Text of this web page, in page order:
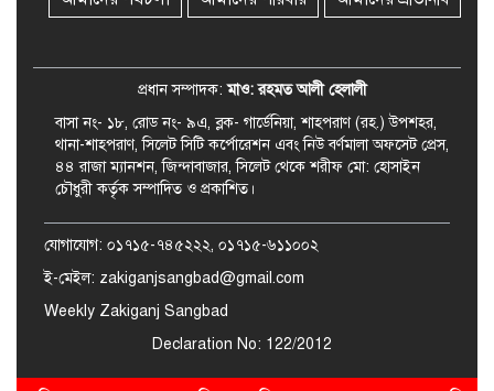
একজন গ্রেপ্তার
প্রধান সম্পাদক:মাও: রহমত আলী হেলালী
বাসা নং- ১৮, রোড নং- ৯এ, ব্লক- গার্ডেনিয়া, শাহপরাণ (রহ.) উপশহর,
থানা-শাহপরাণ, সিলেট সিটি কর্পোরেশন এবং নিউ বর্ণমালা অফসেট প্রেস,
৪৪ রাজা ম্যানশন, জিন্দাবাজার, সিলেট থেকে শরীফ মো: হোসাইন
চৌধুরী কর্তৃক সম্পাদিত ও প্রকাশিত।
যোগাযোগ: ০১৭১৫-৭৪৫২২২, ০১৭১৫-৬১১০০২
ই-মেইল: zakiganjsangbad@gmail.com
Weekly Zakiganj Sangbad
Declaration No: 122/2012